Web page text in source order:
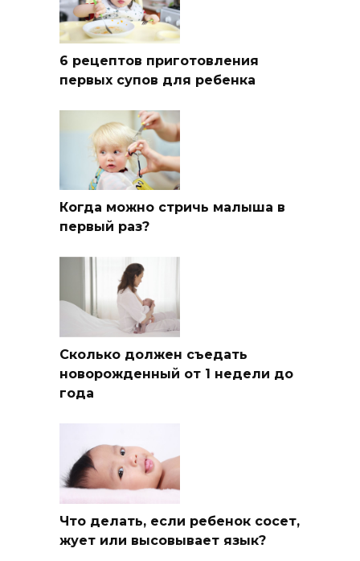
6 рецептов приготовления
первых супов для ребенка
Когда можно стричь малыша в
первый раз?
Сколько должен съедать
новорожденный от 1 недели до
года
Что делать, если ребенок сосет,
жует или высовывает язык?